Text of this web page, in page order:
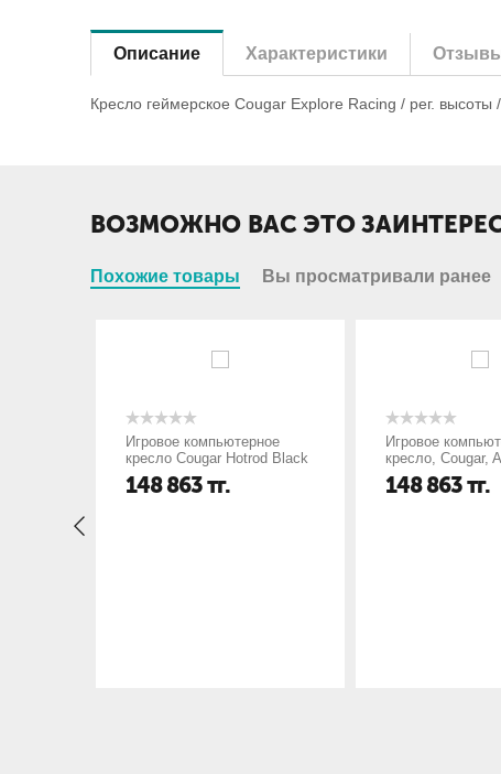
Описание Характеристики
Кресло геймерское Cougar Explore Racing / рег. высоты
ВОЗМОЖНО ВАС ЭТО
Похожие товары Вы просматривали ранее
Игровое компьютерное
кресло Cougar Hotrod Black
148 863тг.
Игровое
кресло, Cougar,
EVO,
PU AIR,
148 863тг.